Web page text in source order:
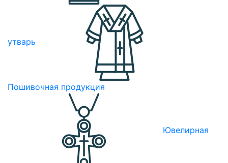
утварь
Пошивочная продукция
Ювелирная